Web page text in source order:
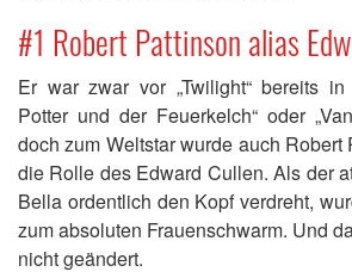
#1 Robert Pattinson alias
Er war zwar vor „Twilight“ bereits
Potter und der Feuerkelch“ oder
doch zum Weltstar wurde auch Robert
die Rolle des Edward Cullen. Als der
Bella ordentlich den Kopf verdreht,
zum absoluten Frauenschwarm. Und
nicht geändert.